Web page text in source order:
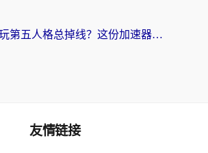
在国外玩第五人格总掉线？这份加速器终极指南让你丝滑上分
友情链接